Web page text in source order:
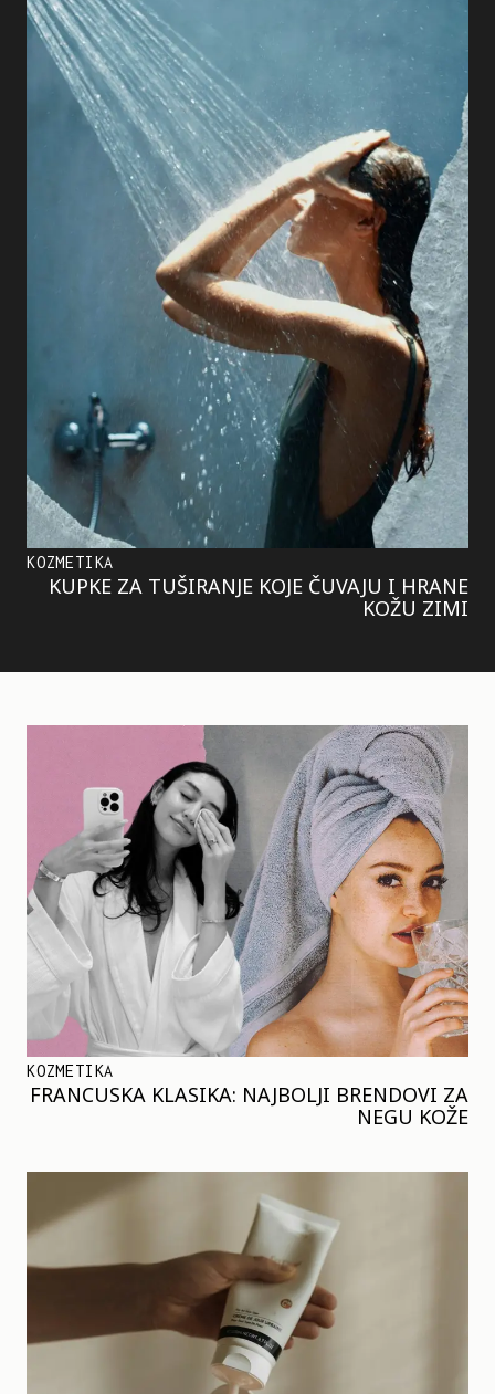
KOZMETIKA
KUPKE ZA TUŠIRANJE KOJE ČUVAJU I HRANE
KOŽU ZIMI
KOZMETIKA
FRANCUSKA KLASIKA: NAJBOLJI BRENDOVI ZA
NEGU KOŽE